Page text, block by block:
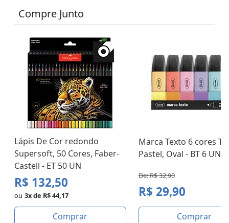
Compre Junto
Lápis De Cor redondo
Supersoft, 50 Cores, Faber-
Castell - ET 50 UN
R$ 132,50
ou 3x de R$ 44,17
Comprar
Marca Texto 6 cores
Pastel, Oval - BT 6 UN
De: R$ 32,90
R$ 29,90
Comprar